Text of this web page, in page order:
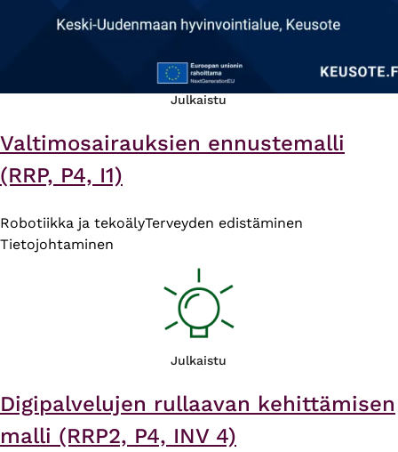
Julkaistu
Valtimosairauksien ennustemalli
(RRP, P4, I1)
Robotiikka ja tekoälyTerveyden edistäminen
Tietojohtaminen
Julkaistu
Digipalvelujen rullaavan kehittämisen
malli (RRP2, P4, INV 4)